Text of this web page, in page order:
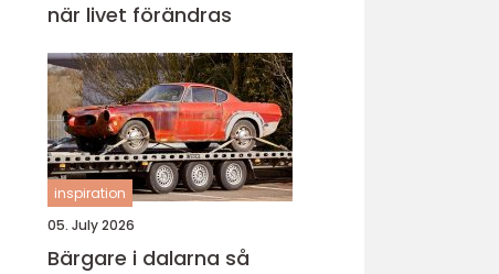
när livet förändras
inspiration
05. July 2026
Bärgare i dalarna så